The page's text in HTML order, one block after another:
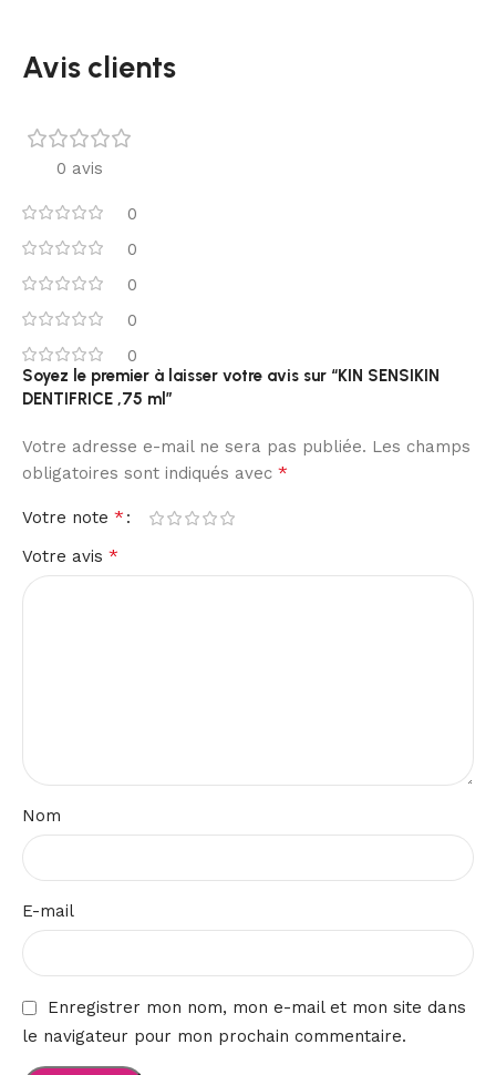
Avis clients
0 avis
0
0
0
0
0
Soyez le premier à laisser votre avis sur “KIN SENSIKIN
DENTIFRICE ,75 ml”
Votre adresse e-mail ne sera pas publiée. Les champs
obligatoires sont indiqués avec *
Votre note *
Votre avis *
Nom
E-mail
Enregistrer mon nom, mon e-mail et mon site dans
le navigateur pour mon prochain commentaire.